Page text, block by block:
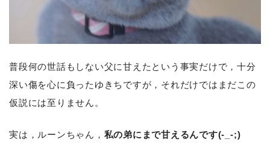
普段何の世話もしない父に甘えたという事実だけで，十分
深い傷を心に負ったゆきちですが，それだけではまだこの
仮説には至りません。
実は，ルーンちゃん， 私の弟にまで甘えるんです(-_-;)